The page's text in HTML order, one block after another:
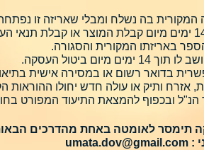
המקורית בה נשלח ומבלי שאריזה זו
באריזתו המקורית והסגורה.
מיום ביטול העסקה.
בדואר רשום או במסירה אישית
הנ"ל ובכפוף להמצאת התיעוד המפורט
תימסר לאומטה באחת מהדרכים
:
umata.dov@gmail.com